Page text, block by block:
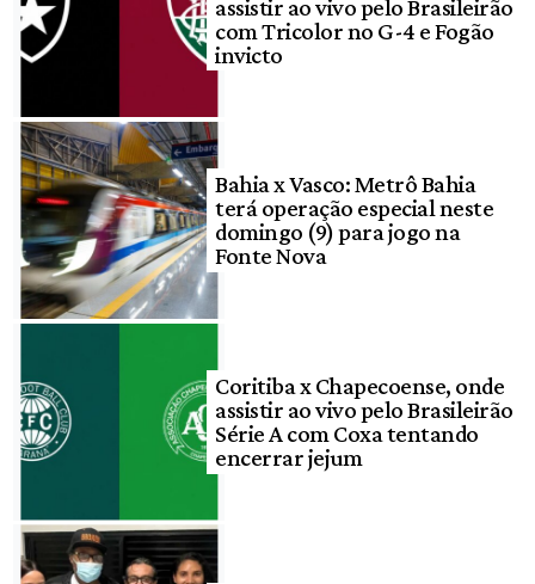
assistir ao vivo pelo Brasileirão
com Tricolor no G-4 e Fogão
invicto
Bahia x Vasco: Metrô Bahia
terá operação especial neste
domingo (9) para jogo na
Fonte Nova
Coritiba x Chapecoense, onde
assistir ao vivo pelo Brasileirão
Série A com Coxa tentando
encerrar jejum